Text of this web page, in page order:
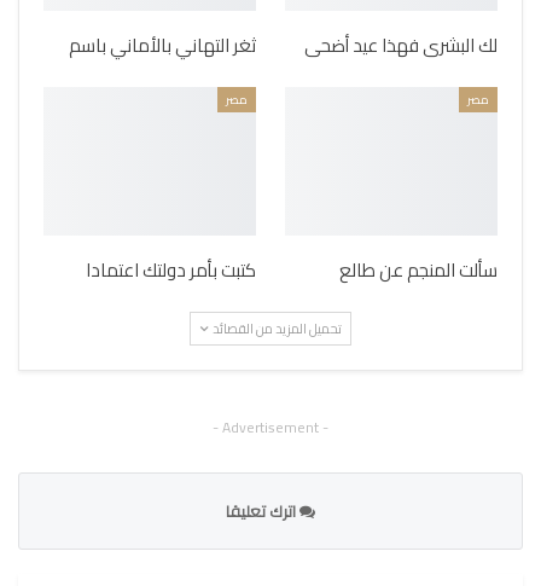
لك البشرى فهذا عيد أضحى ثغر التهاني بالأماني باسم
مصر
سألت المنجم عن طالع
مصر
كتبت بأمر دولتك اعتمادا
تحميل المزيد من القصائد
- Advertisement -
اترك تعليقا